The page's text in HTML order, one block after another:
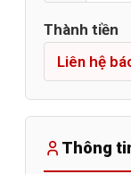
Thành tiền
Thông